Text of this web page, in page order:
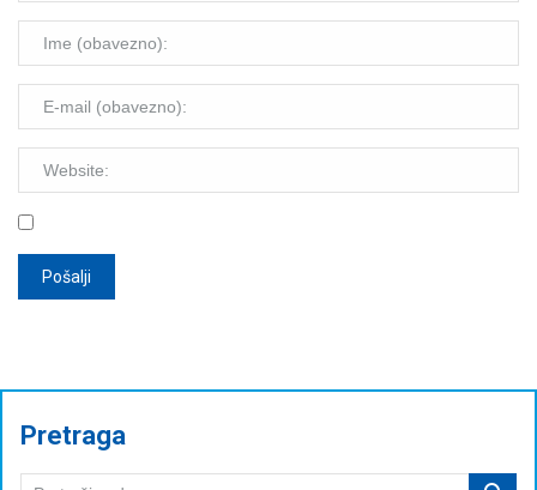
Pretraga